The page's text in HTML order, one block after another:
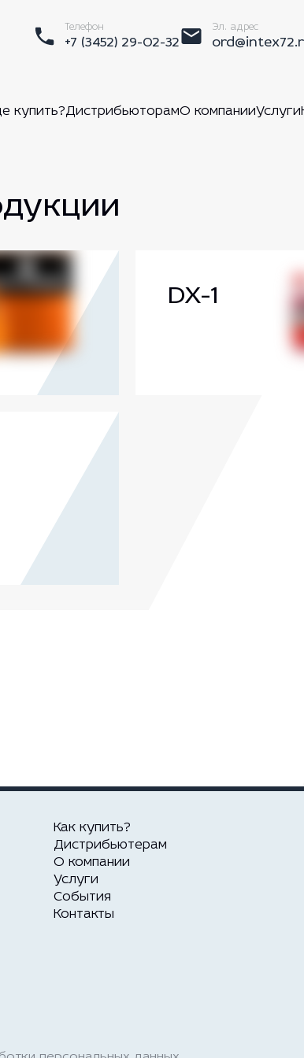
Телефон
+7 (3452) 29-02-32
Эл. адрес
купить?ДистрибьюторамО компанииУслуги
DX-1
Как купить?
Дистрибьютерам
О компании
Услуги
События
Контакты